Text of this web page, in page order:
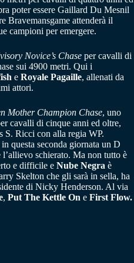
poter essere Gaillard Du Mesnil
Bravemansgame attenderà il
campioni per emergere.
Novice’s Chase per cavalli di
sui 4900 metri. Qui i
e Royale Pagaille, allenati da
attori.
Mother Champion Chase, uno
cavalli di cinque anni ed oltre,
S. Ricci con alla regia WP.
questa seconda giornata un D
l’allievo schierato. Ma non tutto è
e difficile e Nube Negra è
Skelton che gli sarà in sella, ha
di Nicky Henderson. Al via
, Put The Kettle On e First Flow.